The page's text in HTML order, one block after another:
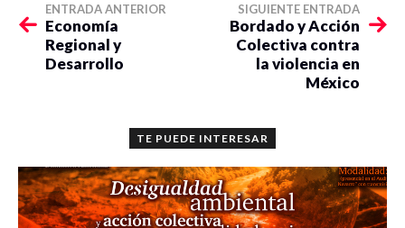
ENTRADA ANTERIOR
Economía
Regional y
Desarrollo
SIGUIENTE ENTRADA
Bordado y Acción
Colectiva contra
la violencia en
México
TE PUEDE INTERESAR